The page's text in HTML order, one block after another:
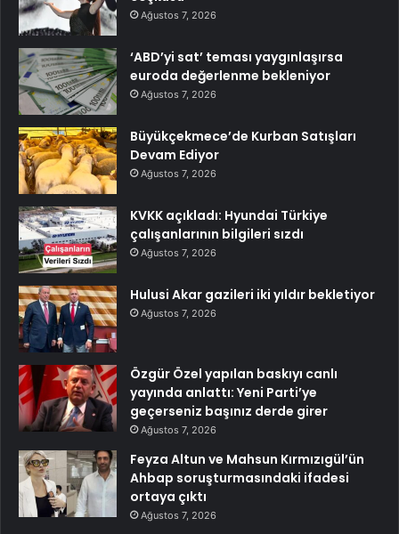
Ağustos 7, 2026
‘ABD’yi sat’ teması yaygınlaşırsa
euroda değerlenme bekleniyor
Ağustos 7, 2026
Büyükçekmece’de Kurban Satışları
Devam Ediyor
Ağustos 7, 2026
KVKK açıkladı: Hyundai Türkiye
çalışanlarının bilgileri sızdı
Ağustos 7, 2026
Hulusi Akar gazileri iki yıldır bekletiyor
Ağustos 7, 2026
Özgür Özel yapılan baskıyı canlı
yayında anlattı: Yeni Parti’ye
geçerseniz başınız derde girer
Ağustos 7, 2026
Feyza Altun ve Mahsun Kırmızıgül’ün
Ahbap soruşturmasındaki ifadesi
ortaya çıktı
Ağustos 7, 2026